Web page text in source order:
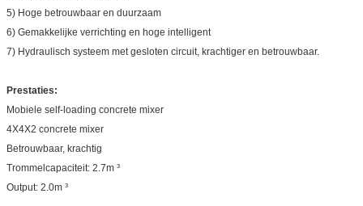
5) Hoge betrouwbaar en duurzaam
6) Gemakkelijke verrichting en hoge intelligent
7) Hydraulisch systeem met gesloten circuit, krachtiger en betrouwbaar.
Prestaties:
Mobiele self-loading concrete mixer
4X4X2 concrete mixer
Betrouwbaar, krachtig
Trommelcapaciteit: 2.7m ³
Output: 2.0m ³